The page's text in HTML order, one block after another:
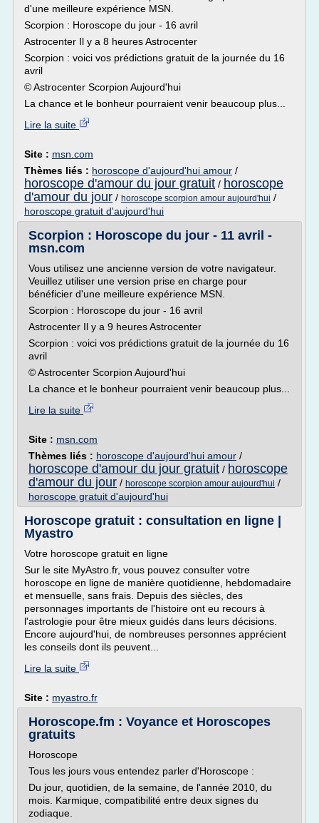
d'une meilleure expérience MSN.
Scorpion : Horoscope du jour - 16 avril
Astrocenter Il y a 8 heures Astrocenter
Scorpion : voici vos prédictions gratuit de la journée du 16
avril
© Astrocenter Scorpion Aujourd'hui
La chance et le bonheur pourraient venir beaucoup plus...
Lire la suite
Site : msn.com
Thèmes liés : horoscope d'aujourd'hui amour /
horoscope d'amour du jour gratuit / horoscope
d'amour du jour / horoscope scorpion amour aujourd'hui /
horoscope gratuit d'aujourd'hui
Scorpion : Horoscope du jour - 11 avril -
msn.com
Vous utilisez une ancienne version de votre navigateur.
Veuillez utiliser une version prise en charge pour
bénéficier d'une meilleure expérience MSN.
Scorpion : Horoscope du jour - 16 avril
Astrocenter Il y a 9 heures Astrocenter
Scorpion : voici vos prédictions gratuit de la journée du 16
avril
© Astrocenter Scorpion Aujourd'hui
La chance et le bonheur pourraient venir beaucoup plus...
Lire la suite
Site : msn.com
Thèmes liés : horoscope d'aujourd'hui amour /
horoscope d'amour du jour gratuit / horoscope
d'amour du jour / horoscope scorpion amour aujourd'hui /
horoscope gratuit d'aujourd'hui
Horoscope gratuit : consultation en ligne |
Myastro
Votre horoscope gratuit en ligne
Sur le site MyAstro.fr, vous pouvez consulter votre
horoscope en ligne de manière quotidienne, hebdomadaire
et mensuelle, sans frais. Depuis des siècles, des
personnages importants de l'histoire ont eu recours à
l'astrologie pour être mieux guidés dans leurs décisions.
Encore aujourd'hui, de nombreuses personnes apprécient
les conseils dont ils peuvent...
Lire la suite
Site : myastro.fr
Horoscope.fm : Voyance et Horoscopes
gratuits
Horoscope
Tous les jours vous entendez parler d'Horoscope :
Du jour, quotidien, de la semaine, de l'année 2010, du
mois. Karmique, compatibilité entre deux signes du
zodiaque.